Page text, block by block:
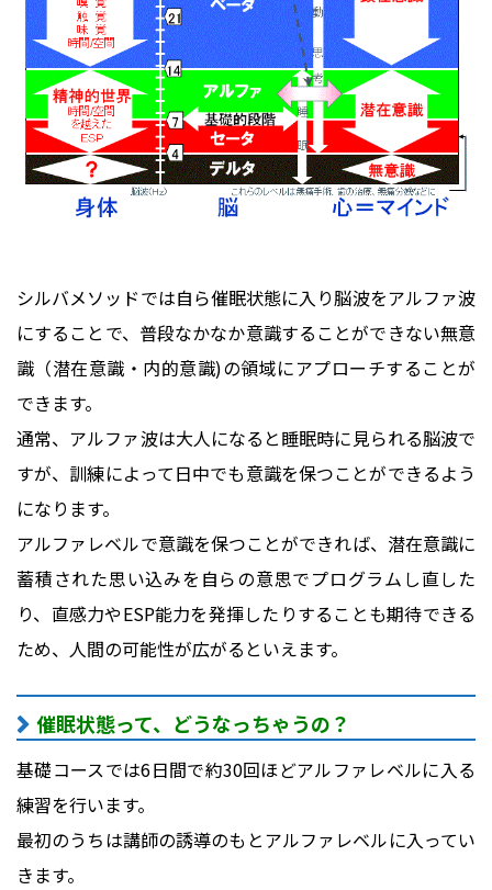
シルバメソッドでは自ら催眠状態に入り脳波をアルファ波
にすることで、普段なかなか意識することができない無意
識（潜在意識・内的意識)の領域にアプローチすることが
できます。
通常、アルファ波は大人になると睡眠時に見られる脳波で
すが、訓練によって日中でも意識を保つことができるよう
になります。
アルファレベルで意識を保つことができれば、潜在意識に
蓄積された思い込みを自らの意思でプログラムし直した
り、直感力やESP能力を発揮したりすることも期待できる
ため、人間の可能性が広がるといえます。
催眠状態って、どうなっちゃうの？
基礎コースでは6日間で約30回ほどアルファレベルに入る
練習を行います。
最初のうちは講師の誘導のもとアルファレベルに入ってい
きます。